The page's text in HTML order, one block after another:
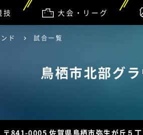
技 大会・リーグ
ド 試合一覧
鳥栖市北部グ
〒841-0005 佐賀県鳥栖市弥生が丘５